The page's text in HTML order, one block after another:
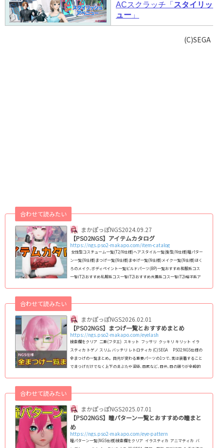
ACスクラッチ「 スタイリッ
ュー 」
(C)SEGA
まかぽっぽNGS
合わせて読みたい
2024.09.27
【PSO2NGS】アイテムカタログ
https://ngs.pso2-makapo.com/item-catalog
女性型コスチューム一覧(T2/N仕様)ヘアスタイル一覧(髪型/N仕様)瞳パター
ン一覧(N仕様)まつげ一覧(N仕様)まゆげ一覧(N仕様)メイク一覧(N仕様)ほく
ろのメイク､ボディペイント一覧ビルドパーツ(BP)一覧おすすめ和服系コス
一覧(T2)おすすめ私服系コス一覧(T2)おすすめ水着系コス一覧(T2)帽子系ア
覧リボン(頭部)系ア...
まかぽっぽNGS
合わせて読みたい
2026.02.01
【PSO2NGS】まつげ一覧とおすすめまとめ
https://ngs.pso2-makapo.com/eyelash
検索欄をクリア 二重(フタエ) スキット フッサリ クッキリ キリット イラ
スティカ トゲノ スリム バッチリ レトロティカ (C)SEGA PSO2:NGS仕様の
全まつげの一覧まとめ｡ 目元が変わる重要パーツの1つで､実は装着すること
でまつげだけでなく上下のまぶたや涙袋､目尻など､目元､目の周りが全般的
まかぽっぽNGS
合わせて読みたい
2025.07.01
【PSO2NGS】瞳パターン一覧とおすすめの瞳まと
め
https://ngs.pso2-makapo.com/eye-pattern
瞳パターン一覧(NGS仕様)検索欄をクリア イラスティカ アニマティカ バ